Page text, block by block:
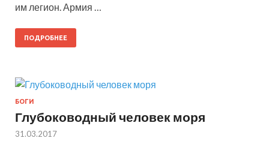
им легион. Армия …
ПОДРОБНЕЕ
БОГИ
Глубоководный человек моря
31.03.2017